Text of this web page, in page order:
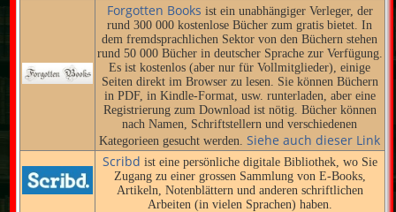
Forgotten Books ist ein unabhängiger Verleger, der
rund 300 000 kostenlose Bücher zum gratis bietet. In
dem fremdsprachlichen Sektor von den Büchern stehen
rund 50 000 Bücher in deutscher Sprache zur Verfügung.
Es ist kostenlos (aber nur für Vollmitglieder), einige
Seiten direkt im Browser zu lesen. Sie können Büchern
in PDF, in Kindle-Format, usw. runterladen, aber eine
Registrierung zum Download ist nötig. Bücher können
nach Namen, Schriftstellern und verschiedenen
Kategorieen gesucht werden.Siehe auch dieser Link
Scribd ist eine persönliche digitale Bibliothek, wo Sie
Zugang zu einer grossen Sammlung von E-Books,
Artikeln, Notenblättern und anderen schriftlichen
Arbeiten (in vielen Sprachen) haben.